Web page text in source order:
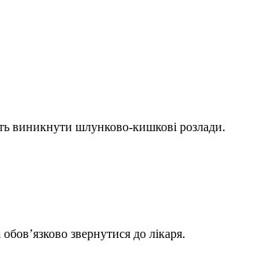
виникнути шлунково-кишкові розлади.
звернутися до лікаря.